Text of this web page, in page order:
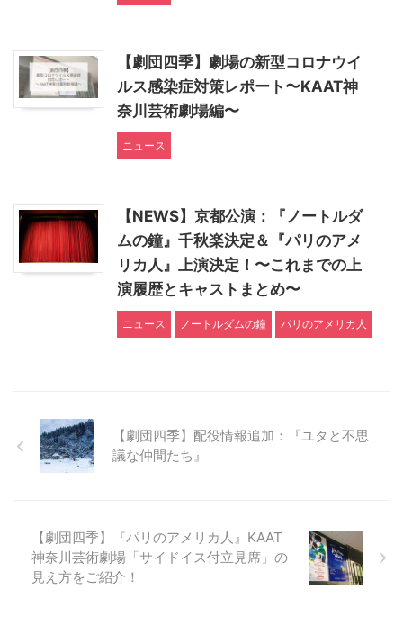
【劇団四季】劇場の新型コロナウイ
ルス感染症対策レポート〜KAAT神
奈川芸術劇場編〜
ニュース
【NEWS】京都公演：『ノートルダ
ムの鐘』千秋楽決定＆『パリのアメ
リカ人』上演決定！〜これまでの上
演履歴とキャストまとめ〜
ニュース ノートルダムの鐘 パリのアメリカ人
【劇団四季】配役情報追加：『ユタと不思
議な仲間たち』
【劇団四季】『パリのアメリカ人』KAAT
神奈川芸術劇場「サイドイス付立見席」の
見え方をご紹介！